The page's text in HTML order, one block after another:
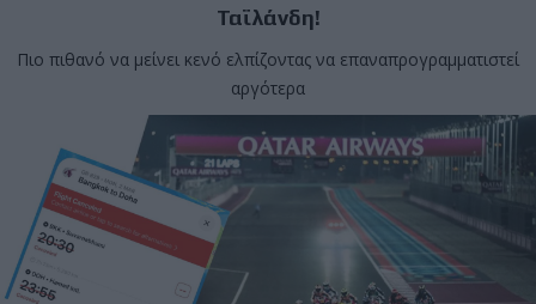
Ταϊλάνδη!
Πιο πιθανό να μείνει κενό ελπίζοντας να επαναπρογραμματιστεί
αργότερα